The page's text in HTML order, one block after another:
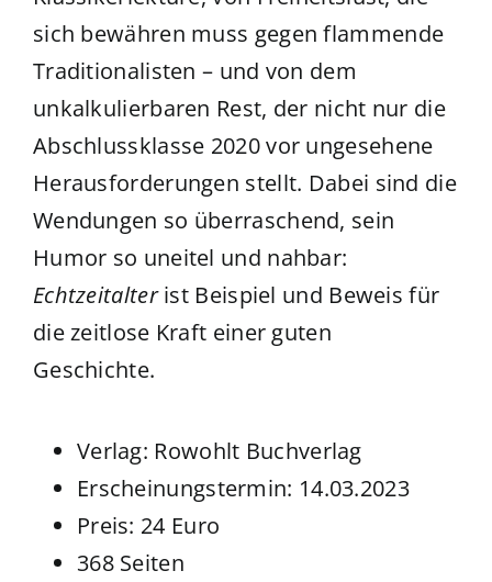
sich bewähren muss gegen flammende
Traditionalisten – und von dem
unkalkulierbaren Rest, der nicht nur die
Abschlussklasse 2020 vor ungesehene
Herausforderungen stellt. Dabei sind die
Wendungen so überraschend, sein
Humor so uneitel und nahbar:
Echtzeitalterist Beispiel und Beweis für
die zeitlose Kraft einer guten
Geschichte.
Verlag: Rowohlt Buchverlag
Erscheinungstermin: 14.03.2023
Preis: 24 Euro
368 Seiten